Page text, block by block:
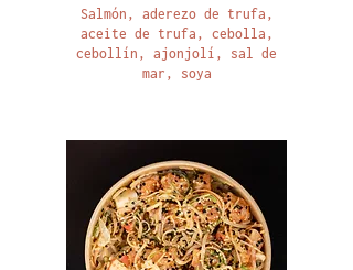
Salmón, aderezo de trufa,
aceite de trufa, cebolla,
cebollín, ajonjolí, sal de
mar, soya